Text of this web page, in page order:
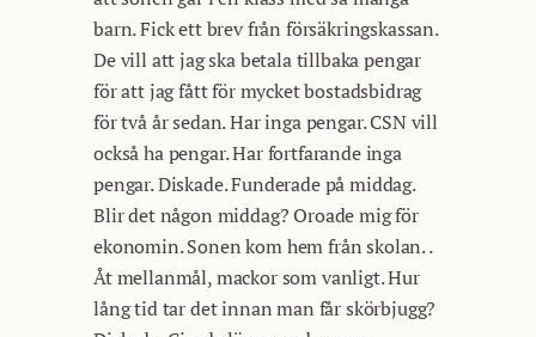
barn. Fick ett brev från försäkringskassan.
De vill att jag ska betala tillbaka pengar
för att jag fått för mycket bostadsbidrag
för två år sedan. Har inga pengar. CSN vill
också ha pengar. Har fortfarande inga
pengar. Diskade. Funderade på middag.
Blir det någon middag? Oroade mig för
ekonomin. Sonen kom hem från skolan. .
Åt mellanmål, mackor som vanligt. Hur
lång tid tar det innan man får skörbjugg?